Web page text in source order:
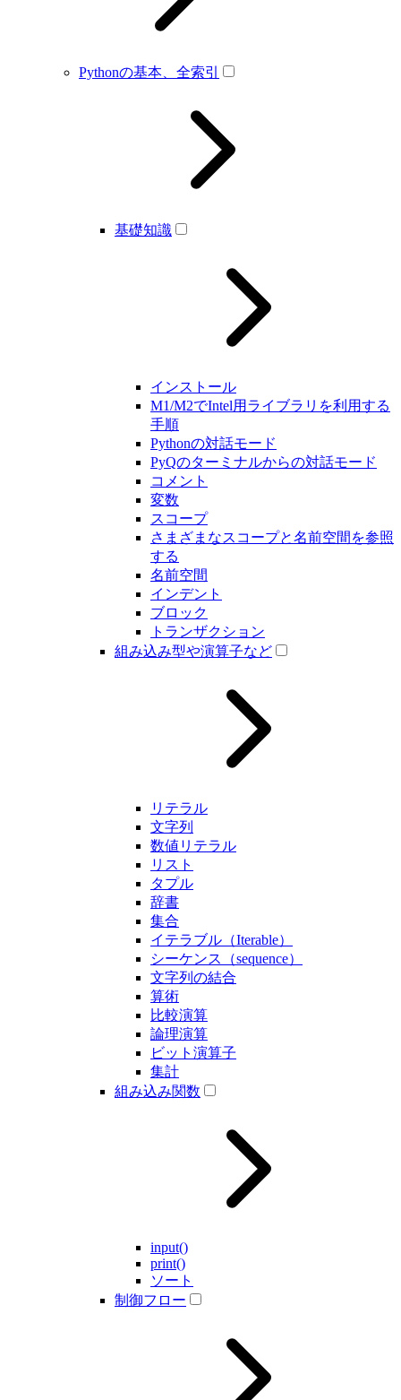
Pythonの基本、全索引
基礎知識
インストール
M1/M2でIntel用ライブラリを利用する
手順
Pythonの対話モード
PyQのターミナルからの対話モード
コメント
変数
スコープ
さまざまなスコープと名前空間を参照
する
名前空間
インデント
ブロック
トランザクション
組み込み型や演算子など
リテラル
文字列
数値リテラル
リスト
タプル
辞書
集合
イテラブル（Iterable）
シーケンス（sequence）
文字列の結合
算術
比較演算
論理演算
ビット演算子
集計
組み込み関数
input()
print()
ソート
制御フロー